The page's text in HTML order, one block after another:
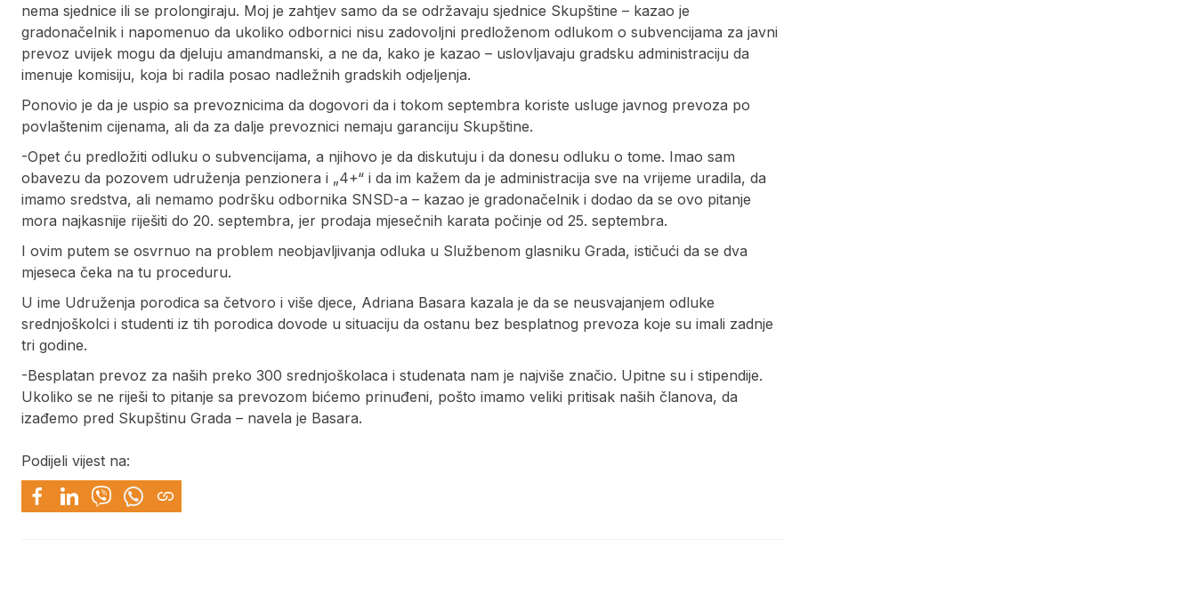
nema sjednice ili se prolongiraju. Moj je zahtjev samo da se održavaju sjednice Skupštine – kazao je
gradonačelnik i napomenuo da ukoliko odbornici nisu zadovoljni predloženom odlukom o subvencijama za javni
prevoz uvijek mogu da djeluju amandmanski, a ne da, kako je kazao – uslovljavaju gradsku administraciju da
imenuje komisiju, koja bi radila posao nadležnih gradskih odjeljenja.
Ponovio je da je uspio sa prevoznicima da dogovori da i tokom septembra koriste usluge javnog prevoza po
povlaštenim cijenama, ali da za dalje prevoznici nemaju garanciju Skupštine.
-Opet ću predložiti odluku o subvencijama, a njihovo je da diskutuju i da donesu odluku o tome. Imao sam
obavezu da pozovem udruženja penzionera i „4+“ i da im kažem da je administracija sve na vrijeme uradila, da
imamo sredstva, ali nemamo podršku odbornika SNSD-a – kazao je gradonačelnik i dodao da se ovo pitanje
mora najkasnije riješiti do 20. septembra, jer prodaja mjesečnih karata počinje od 25. septembra.
I ovim putem se osvrnuo na problem neobjavljivanja odluka u Službenom glasniku Grada, ističući da se dva
mjeseca čeka na tu proceduru.
U ime Udruženja porodica sa četvoro i više djece, Adriana Basara kazala je da se neusvajanjem odluke
srednjoškolci i studenti iz tih porodica dovode u situaciju da ostanu bez besplatnog prevoza koje su imali zadnje
tri godine.
-Besplatan prevoz za naših preko 300 srednjoškolaca i studenata nam je najviše značio. Upitne su i stipendije.
Ukoliko se ne riješi to pitanje sa prevozom bićemo prinuđeni, pošto imamo veliki pritisak naših članova, da
izađemo pred Skupštinu Grada – navela je Basara.
Podijeli vijest na: